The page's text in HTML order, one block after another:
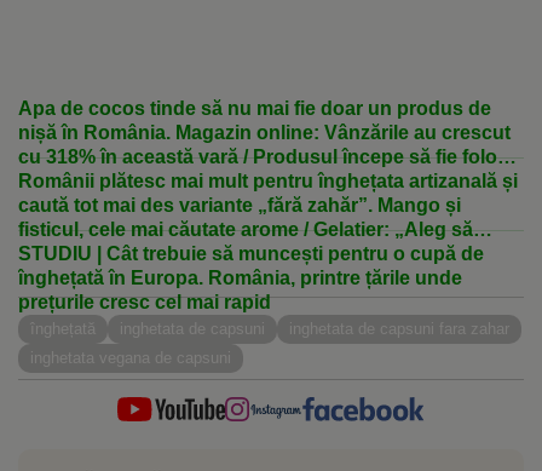
Apa de cocos tinde să nu mai fie doar un produs de
nișă în România. Magazin online: Vânzările au crescut
cu 318% în această vară / Produsul începe să fie folosit
și în deserturile artizanale
Românii plătesc mai mult pentru înghețata artizanală și
caută tot mai des variante „fără zahăr”. Mango și
fisticul, cele mai căutate arome / Gelatier: „Aleg să
cumpere mai puțin, însă preferă produse premium”
/ Nutriționist: „Răsfățul și alimentația echilibrată pot
coexista”
STUDIU | Cât trebuie să muncești pentru o cupă de
înghețată în Europa. România, printre țările unde
prețurile cresc cel mai rapid
înghețată inghetata de capsuni
inghetata de capsuni fara zahar
inghetata vegana de capsuni